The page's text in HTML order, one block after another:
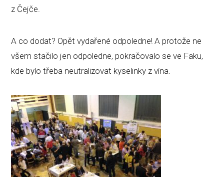
z Čejče.
A co dodat? Opět vydařené odpoledne! A protože ne
všem stačilo jen odpoledne, pokračovalo se ve Faku,
kde bylo třeba neutralizovat kyselinky z vína.